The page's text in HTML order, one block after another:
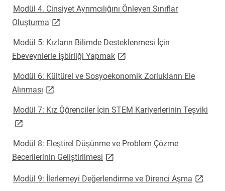
Modül 4. Cinsiyet Ayrımcılığını Önleyen Sınıflar
Oluşturma link opens on new page
Modül 5: Kızların Bilimde Desteklenmesi İçin
Ebeveynlerle İşbirliği Yapmaklink opens on new page
Modül 6: Kültürel ve Sosyoekonomik Zorlukların Ele
Alınması link opens on new page
Modül 7: Kız Öğrenciler İçin STEM Kariyerlerinin Teşviki
Modül 8: Eleştirel Düşünme ve Problem Çözme
Becerilerinin Geliştirilmesi link opens on new page
Modül 9: İlerlemeyi Değerlendirme ve Direnci Aşma link